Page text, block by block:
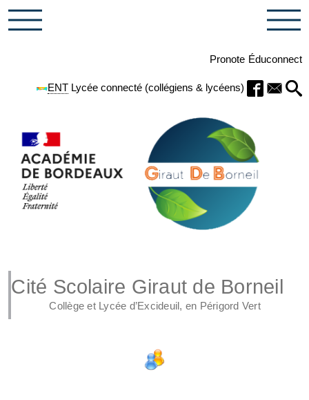
Pronote Éduconnect
ENTLycée connecté (collégiens & lycéens)
Cité Scolaire Giraut de Borneil
Collège et Lycée d’Excideuil, en Périgord Vert